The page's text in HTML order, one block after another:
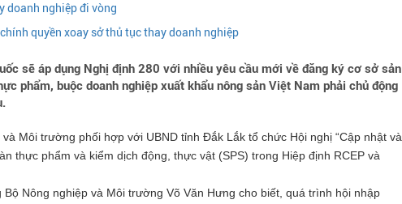
doanh nghiệp đi vòng
quyền xoay sở thủ tục thay doanh nghiệp
sẽ áp dụng Nghị định 280 với nhiều yêu cầu mới về đăng ký cơ sở sản
phẩm, buộc doanh nghiệp xuất khẩu nông sản Việt Nam phải chủ động
Môi trường phối hợp với UBND tỉnh Đắk Lắk tổ chức Hội nghị “Cập nhật và
thực phẩm và kiểm dịch động, thực vật (SPS) trong Hiệp định RCEP và
Nông nghiệp và Môi trường Võ Văn Hưng cho biết, quá trình hội nhập